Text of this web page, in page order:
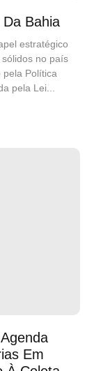
Bahia
estratégico
no país
pela Política
pela Lei...
Em